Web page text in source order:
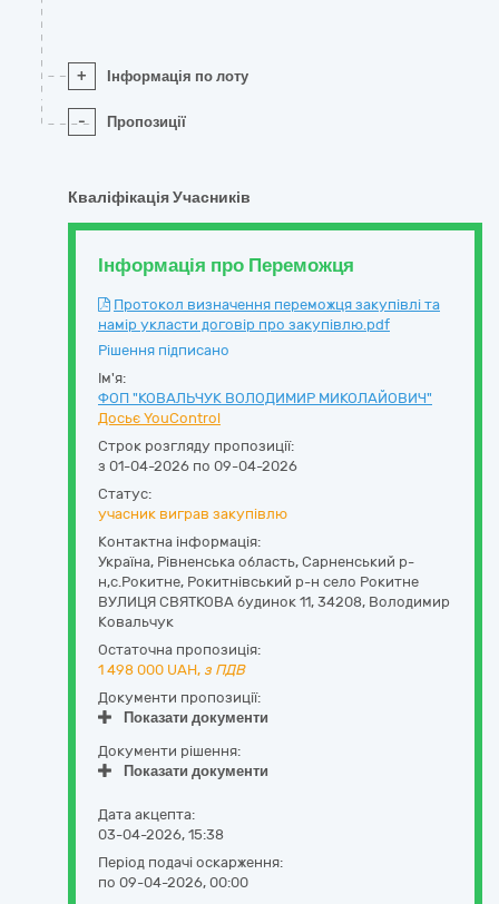
+ Інформація по лоту
- Пропозиції
Кваліфікація Учасників
Інформація про Переможця
Протокол визначення переможця закупівлі та
намір укласти договір про закупівлю.pdf
Рішення підписано
Ім'я:
ФОП "КОВАЛЬЧУК ВОЛОДИМИР МИКОЛАЙОВИЧ"
Досьє YouControl
Строк розгляду пропозиції:
з 01-04-2026 по 09-04-2026
Статус:
учасник виграв закупівлю
Контактна інформація:
Україна, Рівненська область, Сарненський р-
н,с.Рокитне, Рокитнівський р-н село Рокитне
ВУЛИЦЯ СВЯТКОВА будинок 11, 34208, Володимир
Ковальчук
Остаточна пропозиція:
1 498 000 UAH, з ПДВ
Документи пропозиції:
Показати документи
Документи рішення:
Показати документи
Дата акцепта:
03-04-2026, 15:38
Період подачі оскарження:
по 09-04-2026, 00:00